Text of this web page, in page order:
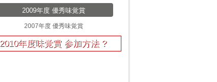
2009年度 優秀味覚賞
2007年度 優秀味覚賞
2010年度味覚賞 参加方法 ?